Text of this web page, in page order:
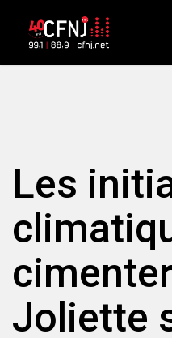
Les
Joliette